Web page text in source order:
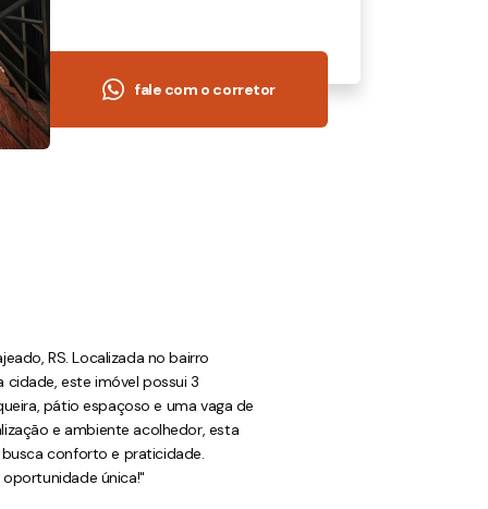
fale com o corretor
RS. Localizada no bairro
este imóvel possui 3
pátio espaçoso e uma vaga de
e ambiente acolhedor, esta
conforto e praticidade.
única!"